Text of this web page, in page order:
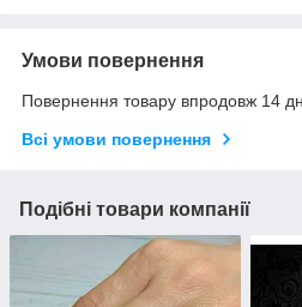
Умови повернення
Повернення товару впродовж 14
Всі умови повернення
Подібні товари компанії